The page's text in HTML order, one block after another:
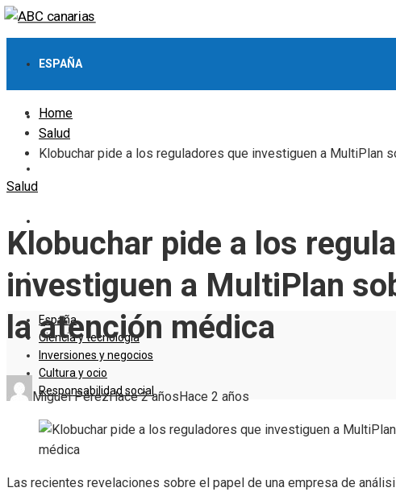
ESPAÑA
CIENCIA Y TECNOLOGÍA
RESPONSABILIDAD SOCIAL
España
Ciencia y tecnología
Inversiones y negocios
Cultura y ocio
Responsabilidad social
Home
Salud
Klobuchar pide a los reguladores que investiguen a MultiPlan
Salud
Klobuchar pide a los
investiguen a MultiPlan
la atención médica
Miguel PérezHace 2 años Hace 2 años
Las recientes revelaciones sobre el papel de una empresa de